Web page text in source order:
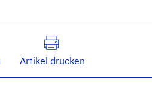
Artikel drucken